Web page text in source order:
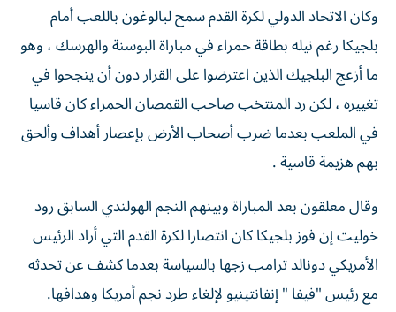
وكان الاتحاد الدولي لكرة القدم سمح لبالوغون باللعب أمام
بلجيكا رغم نيله بطاقة حمراء في مباراة البوسنة والهرسك ، وهو
ما أزعج البلجيك الذين اعترضوا على القرار دون أن ينجحوا في
تغييره ، لكن رد المنتخب صاحب القمصان الحمراء كان قاسيا
في الملعب بعدما ضرب أصحاب الأرض بإعصار أهداف وألحق
بهم هزيمة قاسية .
وقال معلقون بعد المباراة وبينهم النجم الهولندي السابق رود
خوليت إن فوز بلجيكا كان انتصارا لكرة القدم التي أراد الرئيس
الأمريكي دونالد ترامب زجها بالسياسة بعدما كشف عن تحدثه
مع رئيس "فيفا " إنفانتينيو لإلغاء طرد نجم أمريكا وهدافها.